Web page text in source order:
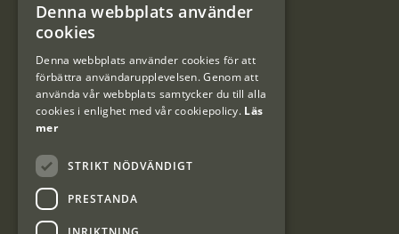
#Interjaktfamily
Kundklubb
Information om kundklubben.
SWEDISH
Denna webbplats använder
cookies
Denna webbplats använder cookies för att
förbättra användarupplevelsen. Genom att
använda vår webbplats samtycker du till alla
cookies i enlighet med vår cookiepolicy. Läs
mer
STRIKT NÖDVÄNDIGT
PRESTANDA